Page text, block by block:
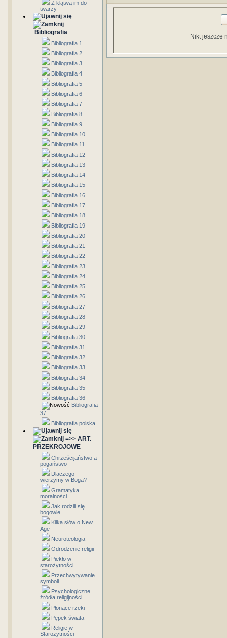
Z klątwą im do
twarzy
Bibliografia
Bibliografia 1
Bibliografia 2
Bibliografia 3
Bibliografia 4
Bibliografia 5
Bibliografia 6
Bibliografia 7
Bibliografia 8
Bibliografia 9
Bibliografia 10
Bibliografia 11
Bibliografia 12
Bibliografia 13
Bibliografia 14
Bibliografia 15
Bibliografia 16
Bibliografia 17
Bibliografia 18
Bibliografia 19
Bibliografia 20
Bibliografia 21
Bibliografia 22
Bibliografia 23
Bibliografia 24
Bibliografia 25
Bibliografia 26
Bibliografia 27
Bibliografia 28
Bibliografia 29
Bibliografia 30
Bibliografia 31
Bibliografia 32
Bibliografia 33
Bibliografia 34
Bibliografia 35
Bibliografia 36
Bibliografia
37
Bibliografia polska
=>> ART.
PRZEKROJOWE
Chrześcijaństwo a
pogaństwo
Dlaczego
wierzymy w Boga?
Gramatyka
moralności
Jak rodzili się
bogowie
Kilka słów o New
Age
Neuroteologia
Odrodzenie religii
Piekło w
starożytności
Przechwytywanie
symboli
Psychologiczne
źródła religijności
Płonące rzeki
Pępek świata
Religie w
Starożytności -
Nikt jeszcze